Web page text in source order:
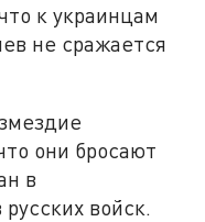
к украинцам
не сражается
они бросают
в
войск.